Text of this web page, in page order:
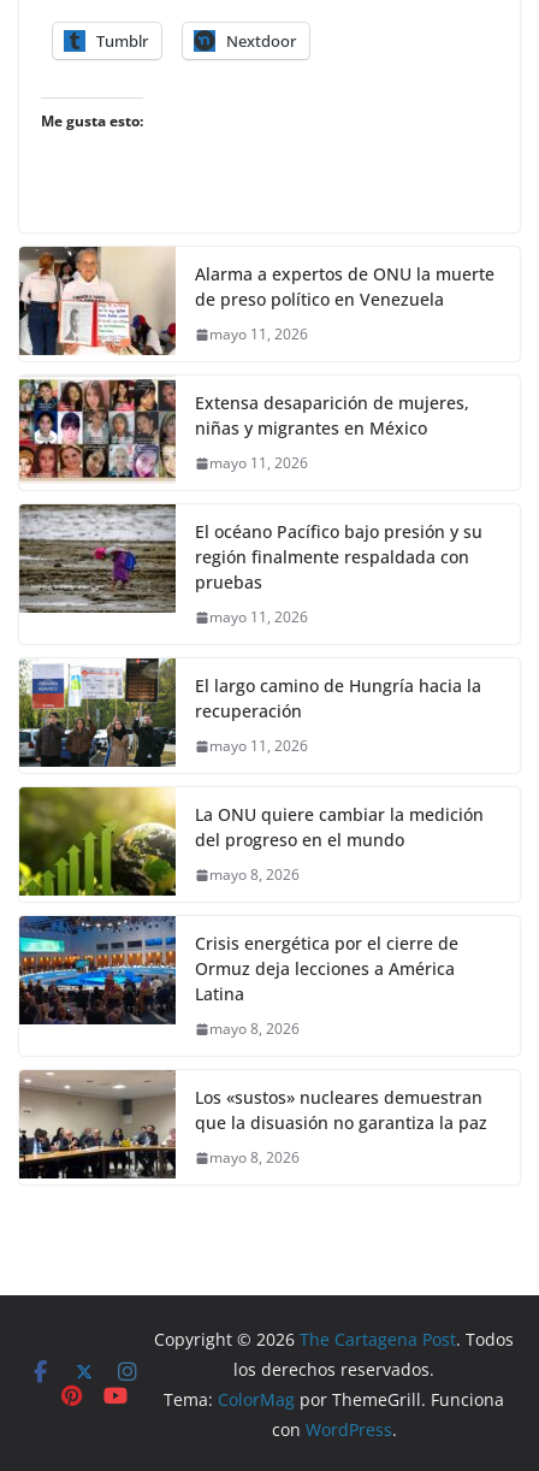
Tumblr Nextdoor
Me gusta esto:
Alarma a expertos de ONU la muerte
de preso político en Venezuela
mayo 11, 2026
Extensa desaparición de mujeres,
niñas y migrantes en México
mayo 11, 2026
El océano Pacífico bajo presión y su
región finalmente respaldada con
pruebas
mayo 11, 2026
El largo camino de Hungría hacia la
recuperación
mayo 11, 2026
La ONU quiere cambiar la medición
del progreso en el mundo
mayo 8, 2026
Crisis energética por el cierre de
Ormuz deja lecciones a América
Latina
mayo 8, 2026
Los «sustos» nucleares demuestran
que la disuasión no garantiza la paz
mayo 8, 2026
Copyright © 2026The Cartagena Post. Todos
los derechos reservados.
Tema: ColorMag por ThemeGrill. Funciona
con WordPress.